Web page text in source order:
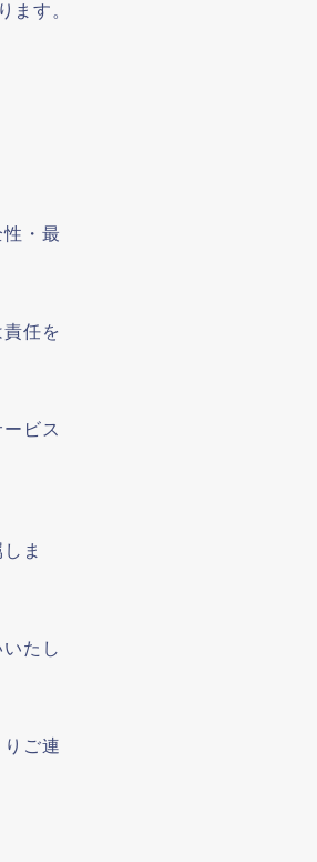
ます。
・最
任を
ビス
ま
たし
ご連